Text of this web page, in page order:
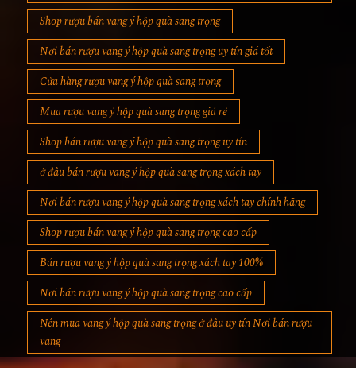
Shop rượu bán vang ý hộp quà sang trọng
Nơi bán rượu vang ý hộp quà sang trọng uy tín giá tốt
Cửa hàng rượu vang ý hộp quà sang trọng
Mua rượu vang ý hộp quà sang trọng giá rẻ
Shop bán rượu vang ý hộp quà sang trọng uy tín
ở đâu bán rượu vang ý hộp quà sang trọng xách tay
Nơi bán rượu vang ý hộp quà sang trọng xách tay chính hãng
Shop rượu bán vang ý hộp quà sang trọng cao cấp
Bán rượu vang ý hộp quà sang trọng xách tay 100%
Nơi bán rượu vang ý hộp quà sang trọng cao cấp
Nên mua vang ý hộp quà sang trọng ở đâu uy tín Nơi bán rượu
vang